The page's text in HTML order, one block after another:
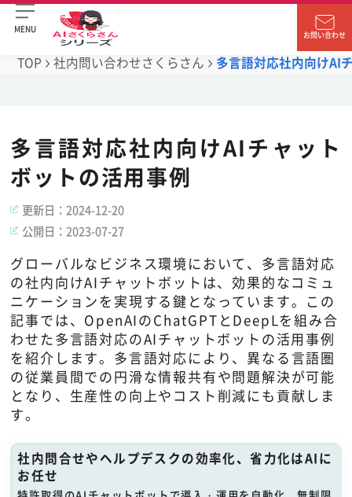
MENU
お問い合わせ
TOP 社内問い合わせさくらさん 多言語対応社内向けAI
多言語対応社内向けAIチャット
ボットの活用事例
更新日：2024-12-20
公開日：2023-07-27
グローバルなビジネス環境において、多言語対応
の社内向けAIチャットボットは、効果的なコミュ
ニケーションを実現する鍵となっています。この
記事では、OpenAIのChatGPTとDeepLを組み合
わせた多言語対応のAIチャットボットの活用事例
を紹介します。多言語対応により、異なる言語圏
の従業員間での円滑な情報共有や問題解決が可能
となり、生産性の向上やコスト削減にも貢献しま
す。
社内問合せやヘルプデスクの効率化、省力化はAIに
お任せ